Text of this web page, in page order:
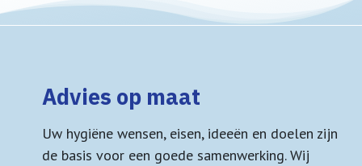
Advies op maat
Uw hygiëne wensen, eisen, ideeën en doelen zijn
de basis voor een goede samenwerking. Wij